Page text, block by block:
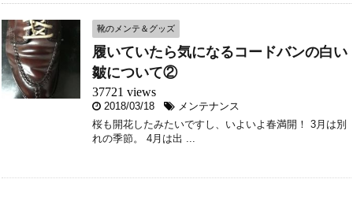
靴のメンテ＆グッズ
履いていたら気になるコードバンの白い
皺について②
37721 views
2018/03/18
メンテナンス
桜も開花したみたいですし、いよいよ春満開！ 3月は別
れの季節。 4月は出 ...